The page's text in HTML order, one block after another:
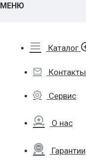
МЕНЮ
Каталог
Контакты
Сервис
О нас
Гарантии